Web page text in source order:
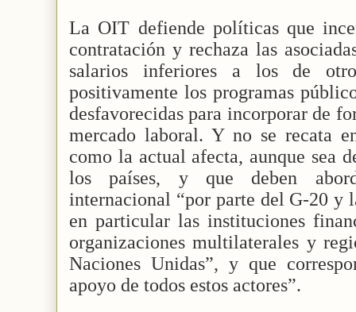
La OIT defiende políticas que
contratación y rechaza las
salarios inferiores a los de
positivamente los programas
desfavorecidas para incorporar de
mercado laboral. Y no se recata
como la actual afecta, aunque sea
los países, y que deben
internacional “por parte del G-20 y
en particular las instituciones
organizaciones multilaterales y
Naciones Unidas”, y que
apoyo de todos estos actores”.